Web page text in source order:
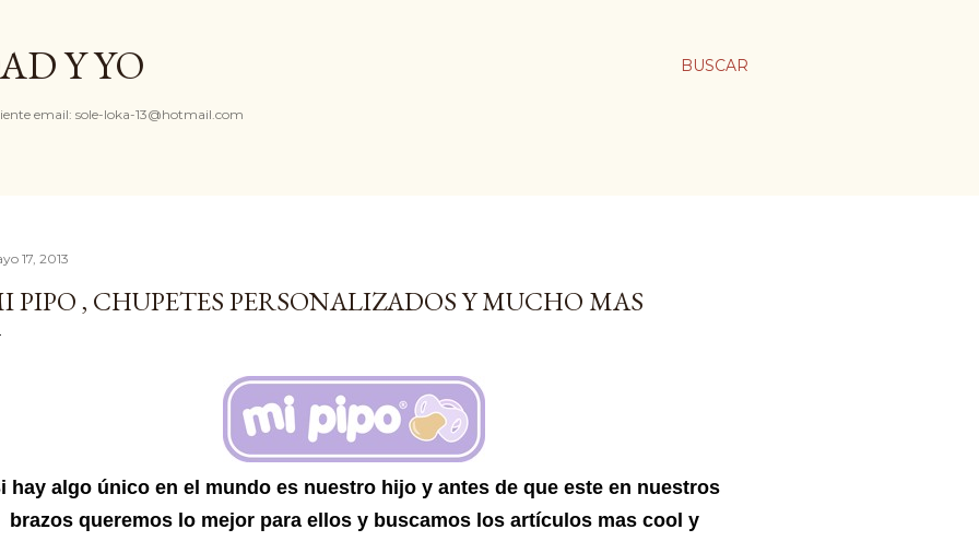
BUSCAR
Y YO
email: sole-loka-13@hotmail.com
17, 2013
PIPO , CHUPETES PERSONALIZADOS Y MUCHO MAS
hay algo único en el mundo es nuestro hijo y antes de que este en nuestros
brazos queremos lo mejor para ellos y buscamos los artículos mas cool y